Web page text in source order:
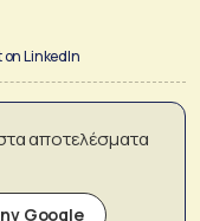
on LinkedIn
αποτελέσματα
Google